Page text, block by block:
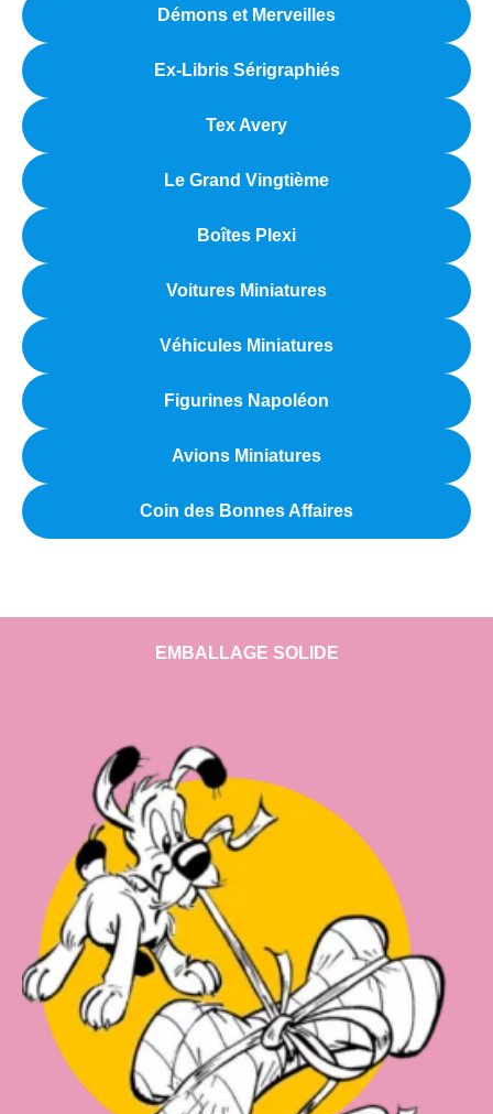
Démons et Merveilles
Ex-Libris Sérigraphiés
Tex Avery
Le Grand Vingtième
Boîtes Plexi
Voitures Miniatures
Véhicules Miniatures
Figurines Napoléon
Avions Miniatures
Coin des Bonnes Affaires
EMBALLAGE SOLIDE